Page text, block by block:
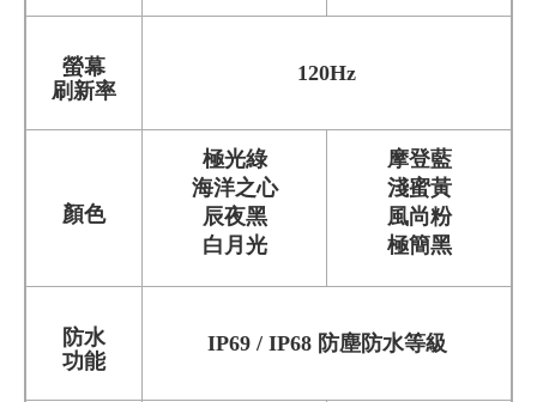
螢幕
刷新率
120Hz
顏色
極光綠
海洋之心
辰夜黑
白月光
摩登藍
淺蜜黃
風尚粉
極簡黑
防水
功能
IP69 / IP68 防塵防水等級